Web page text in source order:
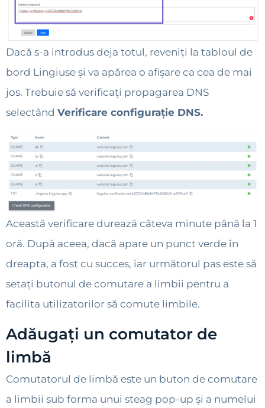
Dacă s-a introdus deja totul, reveniți la tabloul de
bord Lingiuse și va apărea o afișare ca cea de mai
jos. Trebuie să verificați propagarea DNS
selectând Verificare configurație DNS.
Această verificare durează câteva minute până la 1
oră. După aceea, dacă apare un punct verde în
dreapta, a fost cu succes, iar următorul pas este să
setați butonul de comutare a limbii pentru a
facilita utilizatorilor să comute limbile.
Adăugați un comutator de
limbă
Comutatorul de limbă este un buton de comutare
a limbii sub forma unui steag pop-up și a numelui